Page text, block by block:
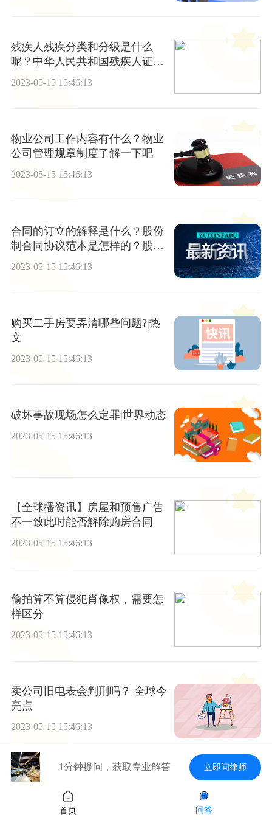
残疾人残疾分类和分级是什么
呢？中华人民共和国残疾人证管
2023-05-15 15:46:13
物业公司工作内容有什么？物业
公司管理规章制度了解一下吧
2023-05-15 15:46:13
合同的订立的解释是什么？股份
制合同协议范本是怎样的？股份
2023-05-15 15:46:13
购买二手房要弄清哪些问题?|热
文
2023-05-15 15:46:13
破坏事故现场怎么定罪|世界动态
2023-05-15 15:46:13
【全球播资讯】房屋和预售广告
不一致此时能否解除购房合同
2023-05-15 15:46:13
偷拍算不算侵犯肖像权，需要怎
样区分
2023-05-15 15:46:13
卖公司旧电表会判刑吗？ 全球今
亮点
2023-05-15 15:46:13
教官打学生怎么办
2023-05-15 15:46:13
1分钟提问，获取专业解答 立即问律师
首页 问答